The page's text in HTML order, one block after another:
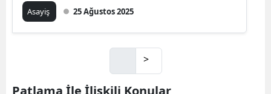
Asayiş 25 Ağustos 2025
>
Patlama İle İlişkili Konular